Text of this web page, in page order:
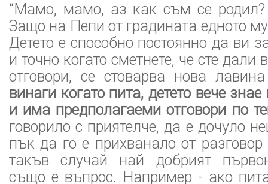
“Мамо, мамо, аз как съм се родил?
Защо на Пепи от градината едното му
Детето е способно постоянно да ви
и точно когато сметнете, че сте
отговори, се стоварва нова
винаги когато пита, детето вече
и има предполагаеми отговори по
говорило с приятелче, да е дочуло
пък да го е прихванало от разговор
такъв случай най добрият
също е въпрос. Например - ако